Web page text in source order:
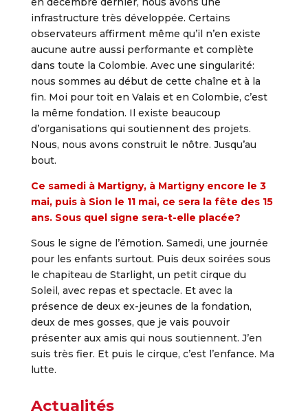
infrastructure très développée. Certains
observateurs affirment même qu’il n’en existe
aucune autre aussi performante et complète
dans toute la Colombie. Avec une singularité:
nous sommes au début de cette chaîne et à la
fin. Moi pour toit en Valais et en Colombie, c’est
la même fondation. Il existe beaucoup
d’organisations qui soutiennent des projets.
Nous, nous avons construit le nôtre. Jusqu’au
bout.
Ce samedi à Martigny, à Martigny encore le 3
mai, puis à Sion le 11 mai, ce sera la fête des 15
ans. Sous quel signe sera-t-elle placée?
Sous le signe de l’émotion. Samedi, une journée
pour les enfants surtout. Puis deux soirées sous
le chapiteau de Starlight, un petit cirque du
Soleil, avec repas et spectacle. Et avec la
présence de deux ex-jeunes de la fondation,
deux de mes gosses, que je vais pouvoir
présenter aux amis qui nous soutiennent. J’en
suis très fier. Et puis le cirque, c’est l’enfance. Ma
lutte.
Actualités